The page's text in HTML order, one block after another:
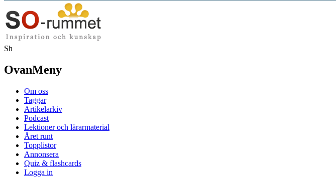
Sh
OvanMeny
Om oss
Taggar
Artikelarkiv
Podcast
Lektioner och lärarmaterial
Året runt
Topplistor
Annonsera
Quiz & flashcards
Logga in